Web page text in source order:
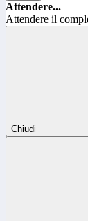
Attendere...
Attendere il
Chiudi